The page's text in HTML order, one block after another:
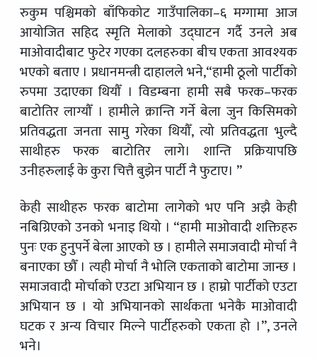
रुकुम पश्चिमको बाँफिकोट गाउँपालिका–६ मग्गामा आज
आयोजित सहिद स्मृति मेलाको उद्घाटन गर्दै उनले अब
माओवादीबाट फुटेर गएका दलहरुका बीच एकता आवश्यक
भएको बताए । प्रधानमन्त्री दाहालले भने,“हामी ठूलो पार्टीको
रुपमा उदाएका थियौँ । विडम्बना हामी सबै फरक–फरक
बाटोतिर लाग्यौँ । हामीले क्रान्ति गर्ने बेला जुन किसिमको
प्रतिवद्धता जनता सामु गरेका थियौँ, त्यो प्रतिवद्धता भुल्दै
साथीहरु फरक बाटोतिर लागे। शान्ति प्रक्रियापछि
उनीहरुलाई के कुरा चित्तै बुझेन पार्टी नै फुटाए। ”
केही साथीहरु फरक बाटोमा लागेको भए पनि अझै केही
नबिग्रिएको उनको भनाइ थियो । “हामी माओवादी शक्तिहरु
पुनः एक हुनुपर्ने बेला आएको छ । हामीले समाजवादी मोर्चा नै
बनाएका छौँ । त्यही मोर्चा नै भोलि एकताको बाटोमा जान्छ ।
समाजवादी मोर्चाको एउटा अभियान छ । हाम्रो पार्टीको एउटा
अभियान छ । यो अभियानको सार्थकता भनेकै माओवादी
घटक र अन्य विचार मिल्ने पार्टीहरुको एकता हो ।”, उनले
भने।